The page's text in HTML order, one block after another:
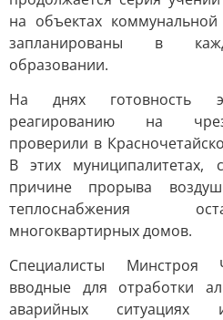
на объектах
запланированы в
образовании.
На днях готовность
реагированию на
проверили в
В этих муниципалитетах,
причине прорыва
теплоснабжения
многоквартирных домов.
Специалисты Минстроя
вводные для отработки
аварийных ситуациях